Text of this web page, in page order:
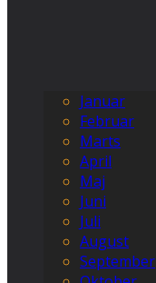
Januar
Februar
Marts
April
Maj
Juni
Juli
August
September